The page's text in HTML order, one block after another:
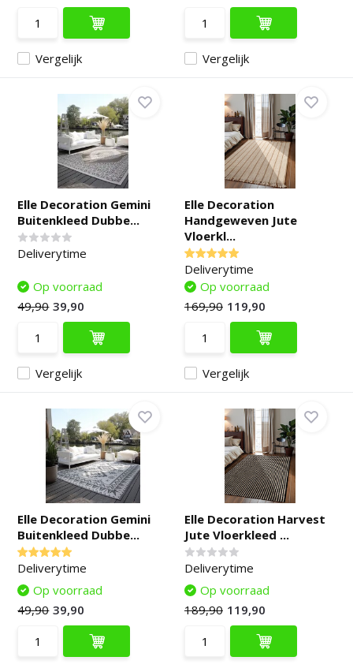
Vergelijk Vergelijk
Elle Decoration Gemini
Buitenkleed Dubbe...
Deliverytime
Vergelijk
Op voorraad
49,90 39,90
Elle Decoration
Handgeweven Jute
Vloerkl...
Deliverytime
Vergelijk
Op voorraad
169,90 119,90
Elle Decoration Gemini
Buitenkleed Dubbe...
Deliverytime
Op voorraad
49,90 39,90
Elle Decoration Harvest
Jute Vloerkleed ...
Deliverytime
Op voorraad
189,90 119,90